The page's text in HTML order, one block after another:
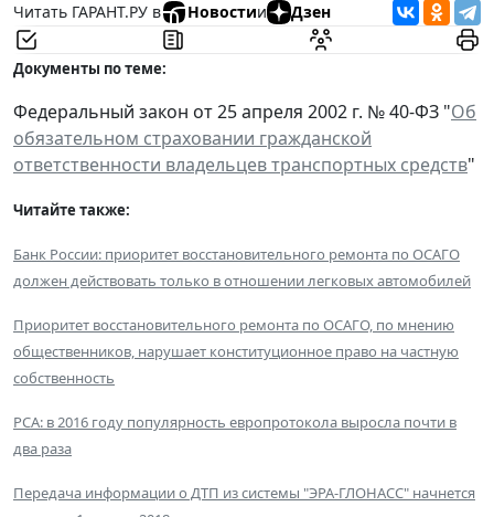
Читать ГАРАНТ.РУ в
Новостии Дзен
Документы по теме:
Федеральный закон от 25 апреля 2002 г. № 40-ФЗ "Об
обязательном страховании гражданской
ответственности владельцев транспортных средств"
Читайте также:
Банк России: приоритет восстановительного ремонта по ОСАГО
должен действовать только в отношении легковых автомобилей
Приоритет восстановительного ремонта по ОСАГО, по мнению
общественников, нарушает конституционное право на частную
собственность
РСА: в 2016 году популярность европротокола выросла почти в
два раза
Передача информации о ДТП из системы "ЭРА-ГЛОНАСС" начнется